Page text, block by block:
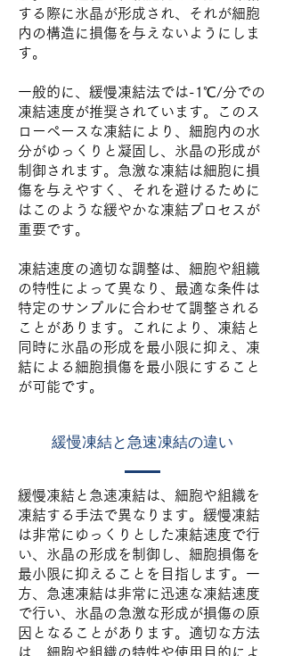
する際に氷晶が形成され、それが細胞
内の構造に損傷を与えないようにしま
す。
一般的に、緩慢凍結法では-1℃/分での
凍結速度が推奨されています。このス
ローペースな凍結により、細胞内の水
分がゆっくりと凝固し、氷晶の形成が
制御されます。急激な凍結は細胞に損
傷を与えやすく、それを避けるために
はこのような緩やかな凍結プロセスが
重要です。
凍結速度の適切な調整は、細胞や組織
の特性によって異なり、最適な条件は
特定のサンプルに合わせて調整される
ことがあります。これにより、凍結と
同時に氷晶の形成を最小限に抑え、凍
結による細胞損傷を最小限にすること
が可能です。
緩慢凍結と急速凍結の違い
緩慢凍結と急速凍結は、細胞や組織を
凍結する手法で異なります。緩慢凍結
は非常にゆっくりとした凍結速度で行
い、氷晶の形成を制御し、細胞損傷を
最小限に抑えることを目指します。一
方、急速凍結は非常に迅速な凍結速度
で行い、氷晶の急激な形成が損傷の原
因となることがあります。適切な方法
は、細胞や組織の特性や使用目的によ